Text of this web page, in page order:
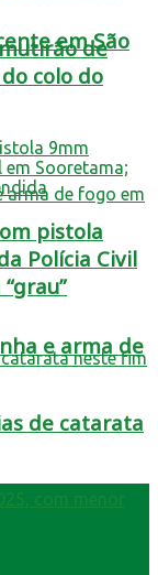
em São
e arma de
de
colo do
pistola
Polícia Civil
de catarata